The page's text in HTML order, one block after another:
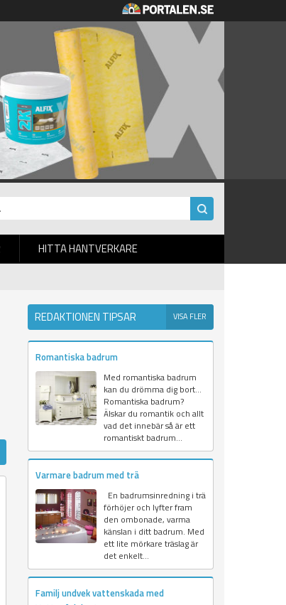
HITTA HANTVERKARE
REDAKTIONEN TIPSAR VISA FLER
Romantiska badrum
Med romantiska badrum
kan du drömma dig bort...
Romantiska badrum?
Älskar du romantik och allt
vad det innebär så är ett
romantiskt badrum...
Varmare badrum med trä
En badrumsinredning i trä
förhöjer och lyfter fram
den ombonade, varma
känslan i ditt badrum. Med
ett lite mörkare träslag är
det enkelt...
Familj undvek vattenskada med